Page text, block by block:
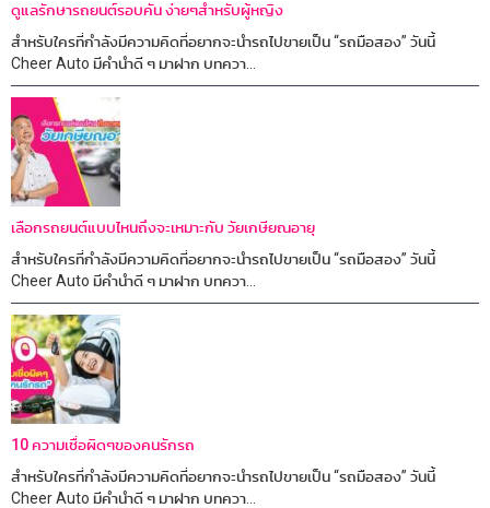
ดูแลรักษารถยนต์รอบคัน ง่ายๆสำหรับผู้หญิง
สำหรับใครที่กำลังมีความคิดที่อยากจะนำรถไปขายเป็น “รถมือสอง” วันนี้
Cheer Auto มีคำนำดี ๆ มาฝาก บทควา...
เลือกรถยนต์แบบไหนถึงจะเหมาะกับ วัยเกษียณอายุ
สำหรับใครที่กำลังมีความคิดที่อยากจะนำรถไปขายเป็น “รถมือสอง” วันนี้
Cheer Auto มีคำนำดี ๆ มาฝาก บทควา...
10 ความเชื่อผิดๆของคนรักรถ
สำหรับใครที่กำลังมีความคิดที่อยากจะนำรถไปขายเป็น “รถมือสอง” วันนี้
Cheer Auto มีคำนำดี ๆ มาฝาก บทควา...